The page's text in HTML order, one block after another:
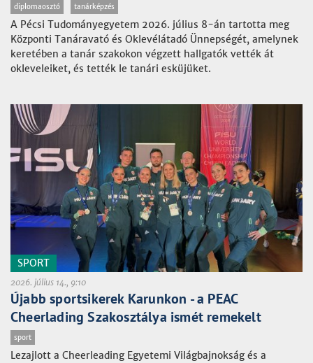
diplomaosztó tanárképzés
A Pécsi Tudományegyetem 2026. július 8-án tartotta meg
Központi Tanáravató és Oklevélátadó Ünnepségét, amelynek
keretében a tanár szakokon végzett hallgatók vették át
okleveleiket, és tették le tanári esküjüket.
SPORT
2026. július 14., 9:10
Újabb sportsikerek Karunkon - a PEAC
Cheerlading Szakosztálya ismét remekelt
sport
Lezajlott a Cheerleading Egyetemi Világbajnokság és a